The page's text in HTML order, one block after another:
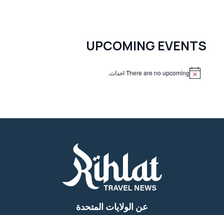
UPCOMING EVENTS
There are no upcoming احداث.
عن الولايات المتحدة